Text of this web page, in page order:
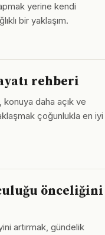
yerine kendi
bir yaklaşım.
rehberi
konuya daha açık ve
çoğunlukla en iyi
önceliğini
artırmak, gündelik